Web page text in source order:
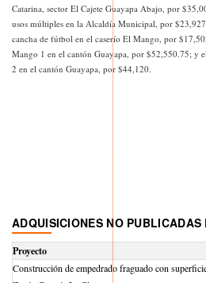
Catarina, sector El Cajete Guayapa Abajo, por
usos múltiples en la Alcaldía Municipal, por
cancha de fútbol en el caserío El Mango, por
Mango 1 en el cantón Guayapa, por $52,550.75; y
2 en el cantón Guayapa, por $44,120.
ADQUISICIONES NO PUBLICADAS
Proyecto
Construcción de empedrado fraguado con